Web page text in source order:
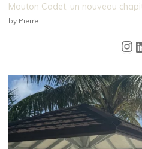
Mouton Cadet, un nouveau
by Pierre